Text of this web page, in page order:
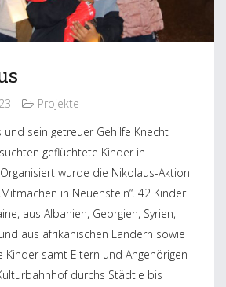
Projekte
und sein getreuer Gehilfe Knecht
geflüchtete Kinder in
wurde die Nikolaus-Aktion
in Neuenstein“. 42 Kinder
aus Albanien, Georgien, Syrien,
aus afrikanischen Ländern sowie
Kinder samt Eltern und Angehörigen
durchs Städtle bis